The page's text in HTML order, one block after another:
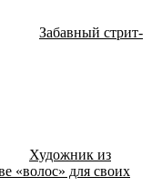
Забавный стрит-
Художник из
«волос» для своих